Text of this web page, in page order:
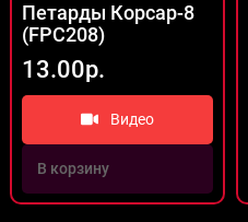
Петарды Корсар-8
(FPC208)
13.00р.
Видео
В корзину